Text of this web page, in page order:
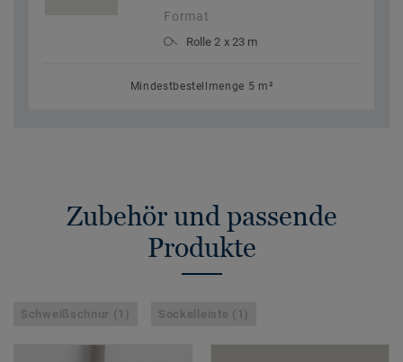
Format
Rolle 2 x 23 m
Mindestbestellmenge 5 m²
Zubehör und passende
Produkte
Schweißschnur (1) Sockelleiste (1)